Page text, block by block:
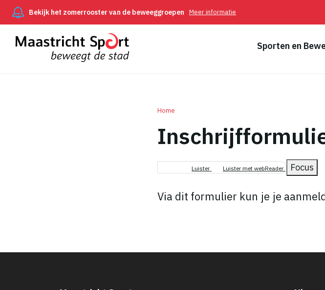
Bekijk het zomerrooster van de beweeggroepen Meer informatie
Sporten en
Kruimelpad
Home
Luister Luister met webReader Focus
Via dit formulier kun je je